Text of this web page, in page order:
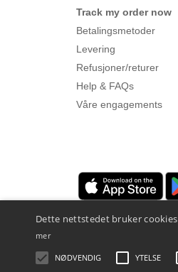
Track my order now
Betalingsmetoder
Levering
Refusjoner/returer
Help & FAQs
Våre engagements
Juridiske
Dette nettstedet bruker
mer
NØDVENDIG YTELSE